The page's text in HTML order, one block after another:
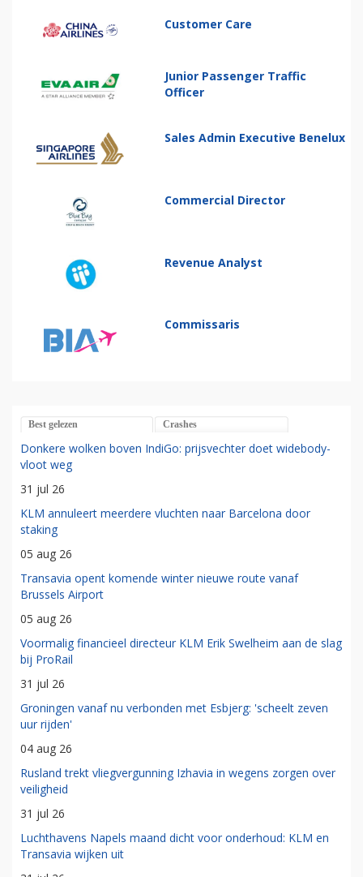
Customer Care
Junior Passenger Traffic
Officer
Sales Admin Executive Benelux
Commercial Director
Revenue Analyst
Commissaris
Best gelezen Crashes
Donkere wolken boven IndiGo: prijsvechter doet widebody-
vloot weg
31 jul 26
KLM annuleert meerdere vluchten naar Barcelona door
staking
05 aug 26
Transavia opent komende winter nieuwe route vanaf
Brussels Airport
05 aug 26
Voormalig financieel directeur KLM Erik Swelheim aan de slag
bij ProRail
31 jul 26
Groningen vanaf nu verbonden met Esbjerg: 'scheelt zeven
uur rijden'
04 aug 26
Rusland trekt vliegvergunning Izhavia in wegens zorgen over
veiligheid
31 jul 26
Luchthavens Napels maand dicht voor onderhoud: KLM en
Transavia wijken uit